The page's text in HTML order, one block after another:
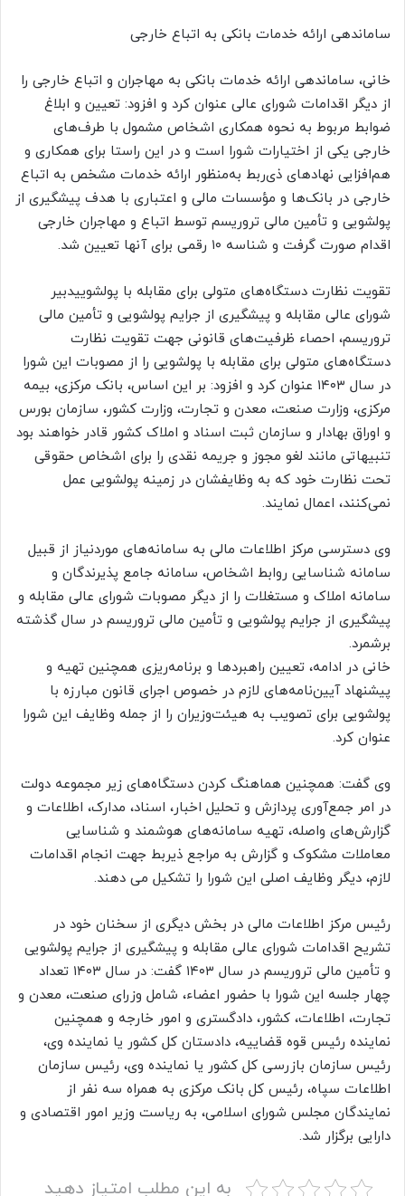
ساماندهی ارائه خدمات بانکی به اتباع خارجی
خانی، ساماندهی ارائه خدمات بانکی به مهاجران و اتباع خارجی را
از دیگر اقدامات شورای عالی عنوان کرد و افزود: تعیین و ابلاغ
ضوابط مربوط به نحوه همکاری اشخاص مشمول با طرف‌های
خارجی یکی از اختیارات شورا است و در این راستا برای همکاری و
هم‌افزایی نهادهای ذی‌ربط به‌منظور ارائه خدمات مشخص به اتباع
خارجی در بانک‌ها و مؤسسات مالی و اعتباری با هدف پیشگیری از
پولشویی و تأمین مالی تروریسم توسط اتباع و مهاجران خارجی
اقدام صورت گرفت و شناسه ۱۰ رقمی برای آنها تعیین شد.
تقویت نظارت دستگاه‌های متولی برای مقابله با پولشوییدبیر
شورای عالی مقابله و پیشگیری از جرایم پولشویی و تأمین مالی
تروریسم، احصاء ظرفیت‌های قانونی جهت تقویت نظارت
دستگاه‌های متولی برای مقابله با پولشویی را از مصوبات این شورا
در سال ۱۴۰۳ عنوان کرد و افزود: بر این اساس، بانک مرکزی، بیمه
مرکزی، وزارت صنعت، معدن و تجارت، وزارت کشور، سازمان بورس
و اوراق بهادار و سازمان ثبت اسناد و املاک کشور قادر خواهند بود
تنبیهاتی مانند لغو مجوز و جریمه نقدی را برای اشخاص حقوقی
تحت نظارت خود که به وظایفشان در زمینه پولشویی عمل
نمی‌کنند، اعمال نمایند.
وی دسترسی مرکز اطلاعات مالی به سامانه‌های موردنیاز از قبیل
سامانه شناسایی روابط اشخاص، سامانه جامع پذیرندگان و
سامانه املاک و مستغلات را از دیگر مصوبات شورای عالی مقابله و
پیشگیری از جرایم پولشویی و تأمین مالی تروریسم در سال گذشته
برشمرد.
خانی در ادامه، تعیین راهبردها و برنامه‌ریزی همچنین تهیه و
پیشنهاد آیین‌نامه‌های لازم در خصوص اجرای قانون مبارزه با
پولشویی برای تصویب به هیئت‌وزیران را از جمله وظایف این شورا
عنوان کرد.
وی گفت: همچنین هماهنگ کردن دستگاه‌های زیر مجموعه دولت
در امر جمع‌آوری پردازش و تحلیل اخبار، اسناد، مدارک، اطلاعات و
گزارش‌های واصله، تهیه سامانه‌های هوشمند و شناسایی
معاملات مشکوک و گزارش به مراجع ذی‎ربط جهت انجام اقدامات
لازم، دیگر وظایف اصلی این شورا را تشکیل می دهند.
رئیس مرکز اطلاعات مالی در بخش دیگری از سخنان خود در
تشریح اقدامات شورای عالی مقابله و پیشگیری از جرایم پولشویی
و تأمین مالی تروریسم در سال ۱۴۰۳ گفت: در سال ۱۴۰۳ تعداد
چهار جلسه این شورا با حضور اعضاء، شامل وزرای صنعت، معدن و
تجارت، اطلاعات، کشور، دادگستری و امور خارجه و همچنین
نماینده رئیس قوه قضاییه، دادستان کل کشور یا نماینده وی،
رئیس سازمان بازرسی کل کشور یا نماینده وی، رئیس سازمان
اطلاعات سپاه، رئیس کل بانک مرکزی به همراه سه نفر از
نمایندگان مجلس شورای اسلامی، به ریاست وزیر امور اقتصادی و
دارایی برگزار شد.
به این مطلب امتیاز دهید